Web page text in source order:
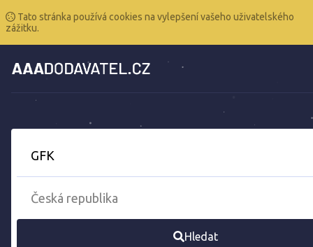
Tato stránka používá cookies na vylepšení vašeho uživatelského
zážitku.
Hledat